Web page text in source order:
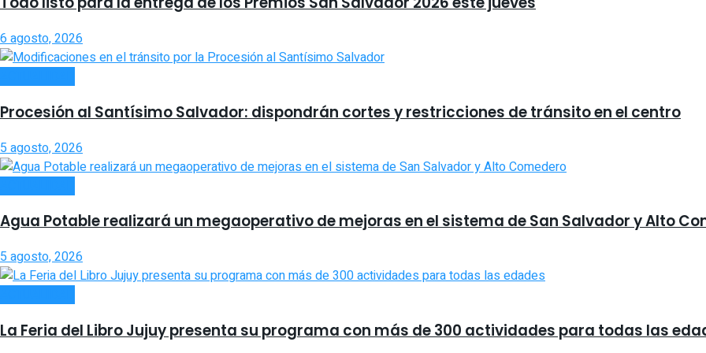
6 agosto, 2026
Procesión al Santísimo Salvador: dispondrán cortes y restricciones de tránsito en el centro
5 agosto, 2026
Agua Potable realizará un megaoperativo de mejoras en el sistema de San Salvador y Alto
5 agosto, 2026
La Feria del Libro Jujuy presenta su programa con más de 300 actividades para todas las